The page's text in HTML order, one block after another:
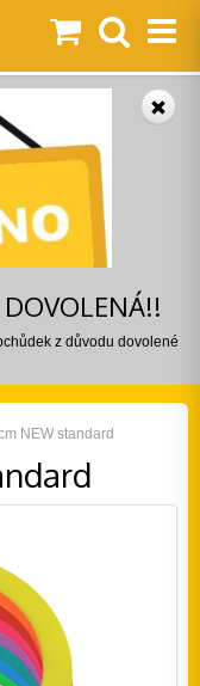
z důvodu dovolené
NEW standard